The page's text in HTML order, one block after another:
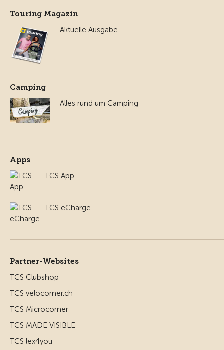
Touring Magazin
Aktuelle Ausgabe
Camping
Alles rund um Camping
Apps
TCS App
TCS eCharge
Partner-Websites
TCS Clubshop
TCS velocorner.ch
TCS Microcorner
TCS MADE VISIBLE
TCS lex4you